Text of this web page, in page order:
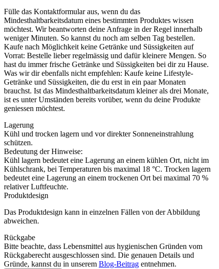
Fülle das Kontaktformular aus, wenn du das
Mindesthaltbarkeitsdatum eines bestimmten Produktes wissen
möchtest. Wir beantworten deine Anfrage in der Regel innerhalb
weniger Minuten. So kannst du noch am selben Tag bestellen.
Kaufe nach Möglichkeit keine Getränke und Süssigkeiten auf
Vorrat: Bestelle lieber regelmässig und dafür kleinere Mengen. So
hast du immer frische Getränke und Süssigkeiten bei dir zu Hause.
Was wir dir ebenfalls nicht empfehlen: Kaufe keine Lifestyle-
Getränke und Süssigkeiten, die du erst in ein paar Monaten
brauchst. Ist das Mindesthaltbarkeitsdatum kleiner als drei Monate,
ist es unter Umständen bereits vorüber, wenn du deine Produkte
geniessen möchtest.
Lagerung
Kühl und trocken lagern und vor direkter Sonneneinstrahlung
schützen.
Bedeutung der Hinweise:
Kühl lagern bedeutet eine Lagerung an einem kühlen Ort, nicht im
Kühlschrank, bei Temperaturen bis maximal 18 °C. Trocken lagern
bedeutet eine Lagerung an einem trockenen Ort bei maximal 70 %
relativer Luftfeuchte.
Produktdesign
Das Produktdesign kann in einzelnen Fällen von der Abbildung
abweichen.
Rückgabe
Bitte beachte, dass Lebensmittel aus hygienischen Gründen vom
Rückgaberecht ausgeschlossen sind. Die genauen Details und
Gründe, kannst du in unserem Blog-Beitrag entnehmen.